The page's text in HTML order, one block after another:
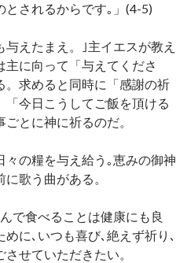
されるからです｡」(4-5)
えたまえ。｣主イエスが教え
に向って「与えてくださ
。求めると同時に「感謝の祈
「今日こうしてご飯を頂ける
とに神に祈るのだ。
の糧を与え給う｡恵みの御神
歌う曲がある。
で食べることは健康にも良
に､いつも喜び､絶えず祈り､
せていただきたい。